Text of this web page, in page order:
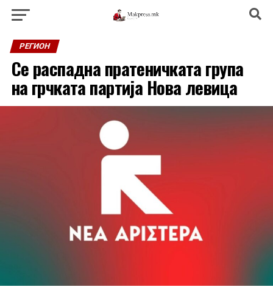
РЕГИОН
Се распадна пратеничката група
на грчката партија Нова левица